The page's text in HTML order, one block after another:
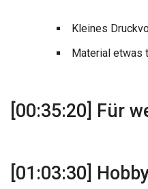
Kleines
Material etwas
[00:35:20] Für
[01:03:30]